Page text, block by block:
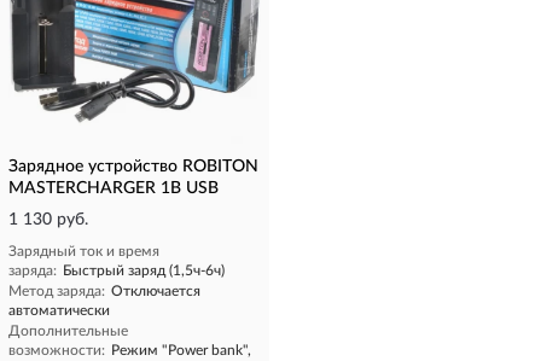
Зарядное устройство ROBITON
MASTERCHARGER 1B USB
1 130 руб.
Зарядный ток и время
заряда: Быстрый заряд (1,5ч-6ч)
Метод заряда: Отключается
автоматически
Дополнительные
возможности: Режим "Power bank",